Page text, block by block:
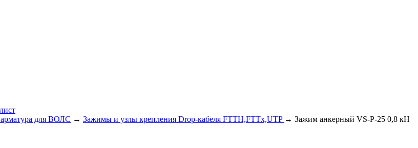
для ВОЛС → Зажимы и узлы крепления Drop-кабеля FTTH,FTTx,UTP → Зажим анкерный VS-P-25 0,8 кН